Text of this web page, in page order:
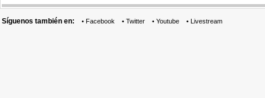
Síguenos también en: • Facebook • Twitter • Youtube • Livestream